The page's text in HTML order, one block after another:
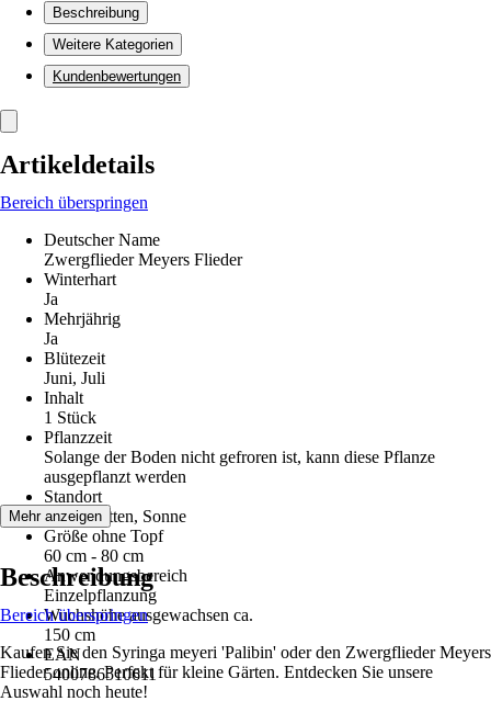
Beschreibung
Weitere Kategorien
Kundenbewertungen
Artikeldetails
Bereich überspringen
Deutscher Name
Zwergflieder Meyers Flieder
Winterhart
Ja
Mehrjährig
Ja
Blütezeit
Juni, Juli
Inhalt
1 Stück
Pflanzzeit
Solange der Boden nicht gefroren ist, kann diese Pflanze
ausgepflanzt werden
Standort
Halbschatten, Sonne
Größe ohne Topf
60 cm - 80 cm
Anwendungsbereich
Einzelpflanzung
Wuchshöhe ausgewachsen ca.
150 cm
EAN
5400786510611
Mehr anzeigen
Beschreibung
Bereich überspringen
Kaufen Sie den Syringa meyeri 'Palibin' oder den Zwergflieder Meyers
Flieder online. Perfekt für kleine Gärten. Entdecken Sie unsere
Auswahl noch heute!